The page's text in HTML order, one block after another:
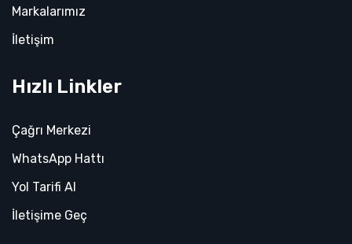
Markalarımız
İletişim
Hızlı Linkler
Çağrı Merkezi
WhatsApp Hattı
Yol Tarifi Al
İletişime Geç